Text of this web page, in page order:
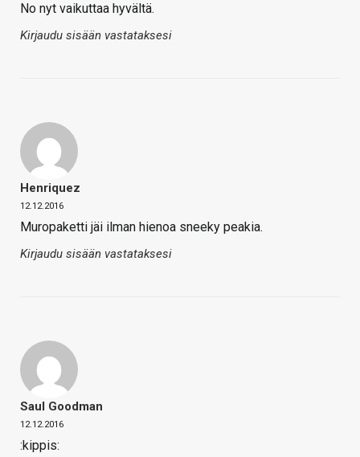
No nyt vaikuttaa hyvältä.
Kirjaudu sisään vastataksesi
Henriquez
12.12.2016
Muropaketti jäi ilman hienoa sneeky peakia.
Kirjaudu sisään vastataksesi
Saul Goodman
12.12.2016
:kippis: